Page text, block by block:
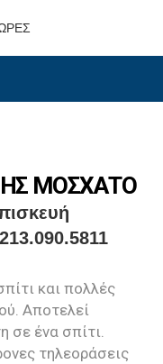
ΜΟΣΧΑΤΟ
και πολλές
Αποτελεί
σε ένα σπίτι.
τηλεοράσεις